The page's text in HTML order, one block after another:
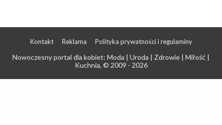
Kontakt Reklama Polityka prywatności i regulaminy
Nowoczesny portal dla kobiet: Moda | Uroda | Zdrowie | Miłość |
Kuchnia, © 2009 - 2026